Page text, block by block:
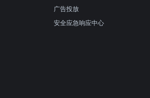
广告投放
安全应急响应中心